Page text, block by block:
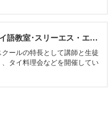
東京のタイ語教室･スリーエス・エデュケーションのお客様の声
ールの特長として講師と生徒
タイ料理会などを開催してい